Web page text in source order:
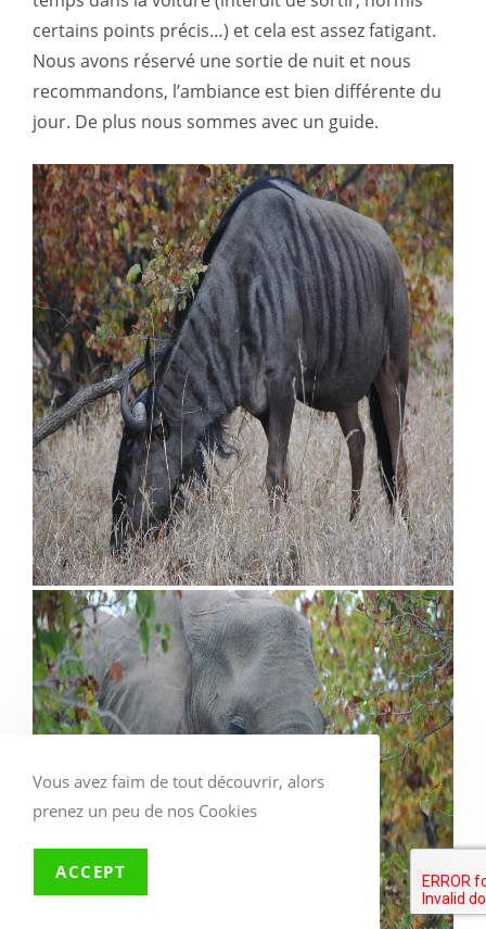
certains points précis…) et cela est assez fatigant.
Nous avons réservé une sortie de nuit et nous
recommandons, l’ambiance est bien différente du
jour. De plus nous sommes avec un guide.
Vous avez faim de tout découvrir, alors
prenez un peu de nos Cookies
ACCEPT